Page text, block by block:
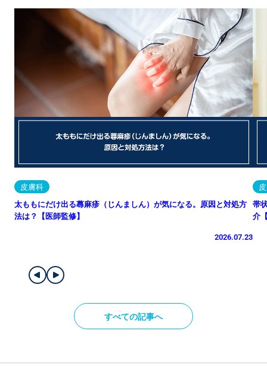
皮膚科
太ももにだけ出る蕁麻疹（じんましん）が気になる。原因と対処方
法は？【医師監修】
2026.07.23
帯
介
すべての記事へ